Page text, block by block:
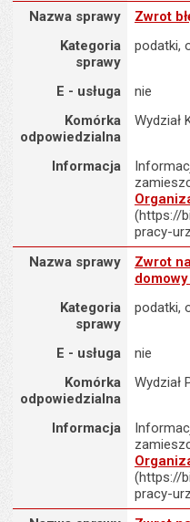
Nazwa sprawy : Zwrot
Nazwa sprawy
Zwrot
Kategoria
sprawy
podatki,
E - usługa
nie
Komórka
odpowiedzialna
Wydział
Informacja
(https://
pracy-
Nazwa sprawy : Zwrot
Nazwa sprawy
Zwrot
domowy
Kategoria
sprawy
podatki,
E - usługa
nie
Komórka
odpowiedzialna
Wydział
Informacja
(https://
pracy-
Nazwa sprawy : Zwrot